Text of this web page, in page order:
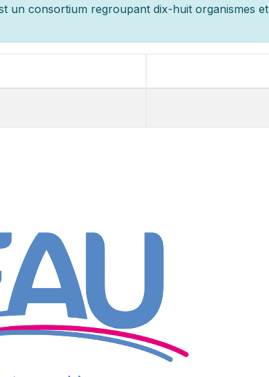
un consortium regroupant dix-huit organismes et